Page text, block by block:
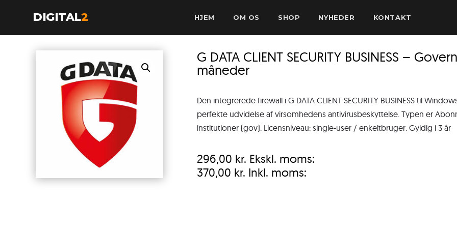
DIGITAL2 HJEM OM OS SHOP NYHEDER KONTAKT
G DATA CLIENT SECURITY BUSINESS –
måneder
Den integrerede firewall i G DATA CLIENT SECURITY BUSINESS til
perfekte udvidelse af virsomhedens antivirusbeskyttelse. Typen er
institutioner (gov). Licensniveau: single-user / enkeltbruger. Gyldig i 3 år
296,00 kr. Ekskl. moms:
370,00 kr. Inkl. moms: